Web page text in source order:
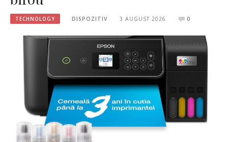
TECHNOLOGY DISPOZITIV 3 AUGUST 2026 0